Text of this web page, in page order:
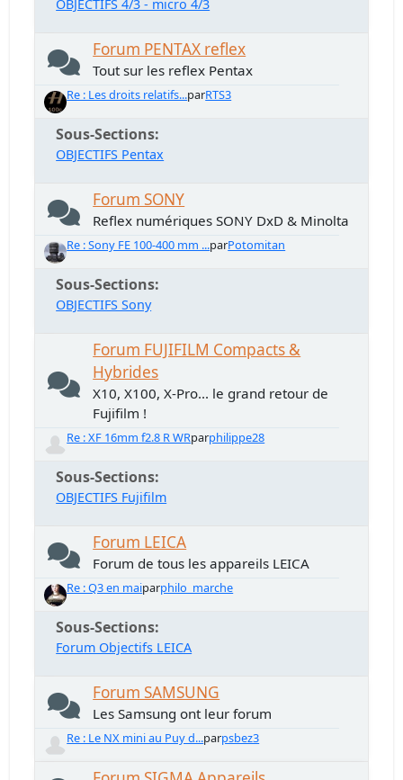
OBJECTIFS 4/3 - micro 4/3
Forum PENTAX reflex
Tout sur les reflex Pentax
Re : Les droits relatifs...parRTS3
Sous-Sections
OBJECTIFS Pentax
Forum SONY
Reflex numériques SONY DxD & Minolta
Re : Sony FE 100-400 mm ...parPotomitan
Sous-Sections
OBJECTIFS Sony
Forum FUJIFILM Compacts &
Hybrides
X10, X100, X-Pro... le grand retour de
Fujifilm !
Re : XF 16mm f2.8 R WRparphilippe28
Sous-Sections
OBJECTIFS Fujifilm
Forum LEICA
Forum de tous les appareils LEICA
Re : Q3 en maiparphilo_marche
Sous-Sections
Forum Objectifs LEICA
Forum SAMSUNG
Les Samsung ont leur forum
Re : Le NX mini au Puy d...parpsbez3